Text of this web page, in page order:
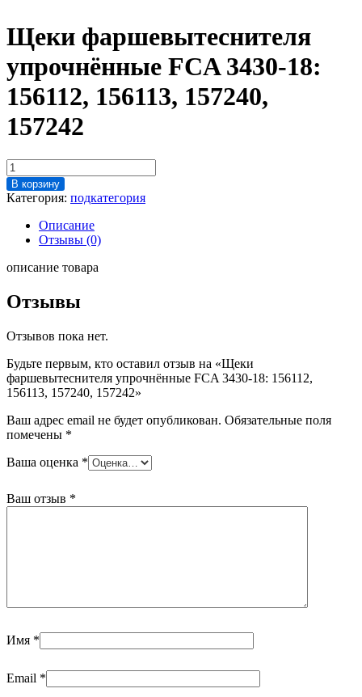
Щеки фаршевытеснителя
упрочнённые FCA 3430-18:
156112, 156113, 157240,
157242
Количество
товара
Щеки
фаршевытеснителя
упрочнённые
FCA
18:
156113,
157240,
В корзину
Категория: подкатегория
Описание
Отзывы (0)
описание товара
Отзывы
Отзывов пока нет.
Будьте первым, кто оставил отзыв на «Щеки
фаршевытеснителя упрочнённые FCA 3430-18: 156112,
156113, 157240, 157242»
Ваш адрес email не будет опубликован. Обязательные поля
помечены *
Ваша оценка *
Ваш отзыв *
Имя *
Email *